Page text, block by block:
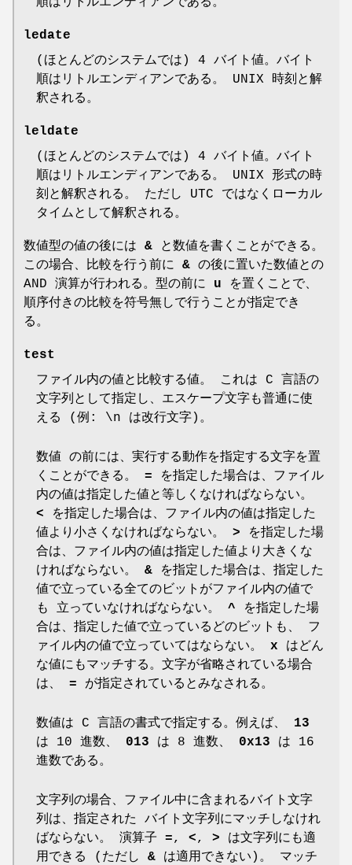
ledate
(ほとんどのシステムでは) 4 バイト値。バイト
順はリトルエンディアンである。 UNIX 時刻と解
釈される。
leldate
(ほとんどのシステムでは) 4 バイト値。バイト
順はリトルエンディアンである。 UNIX 形式の時
刻と解釈される。 ただし UTC ではなくローカル
タイムとして解釈される。
数値型の値の後には & と数値を書くことができる。
この場合、比較を行う前に & の後に置いた数値との
AND 演算が行われる。型の前に u を置くことで、
順序付きの比較を符号無しで行うことが指定でき
る。
test
ファイル内の値と比較する値。 これは C 言語の
文字列として指定し、エスケープ文字も普通に使
える (例: \n は改行文字)。
数値 の前には、実行する動作を指定する文字を置
くことができる。 = を指定した場合は、ファイル
内の値は指定した値と等しくなければならない。
< を指定した場合は、ファイル内の値は指定した
値より小さくなければならない。 > を指定した場
合は、ファイル内の値は指定した値より大きくな
ければならない。 & を指定した場合は、指定した
値で立っている全てのビットがファイル内の値で
も 立っていなければならない。 ^ を指定した場
合は、指定した値で立っているどのビットも、 フ
ァイル内の値で立っていてはならない。 x はどん
な値にもマッチする。文字が省略されている場合
は、 = が指定されているとみなされる。
数値は C 言語の書式で指定する。例えば、 13
は 10 進数、 013 は 8 進数、 0x13 は 16
進数である。
文字列の場合、ファイル中に含まれるバイト文字
列は、指定された バイト文字列にマッチしなけれ
ばならない。 演算子 =, <, > は文字列にも適
用できる (ただし & は適用できない)。 マッチ